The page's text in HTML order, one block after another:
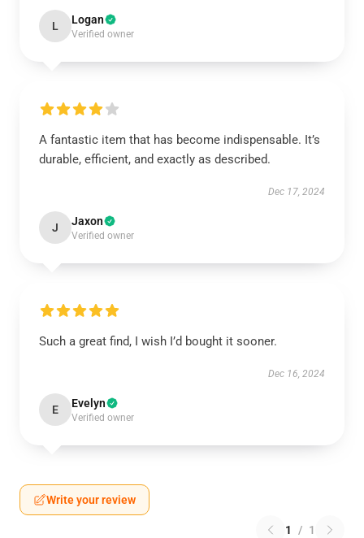
L Logan
Verified owner
A fantastic item that has become indispensable. It’s
durable, efficient, and exactly as described.
Dec 17, 2024
J Jaxon
Verified owner
Such a great find, I wish I’d bought it sooner.
Dec 16, 2024
E Evelyn
Verified owner
Write your review
1 / 1